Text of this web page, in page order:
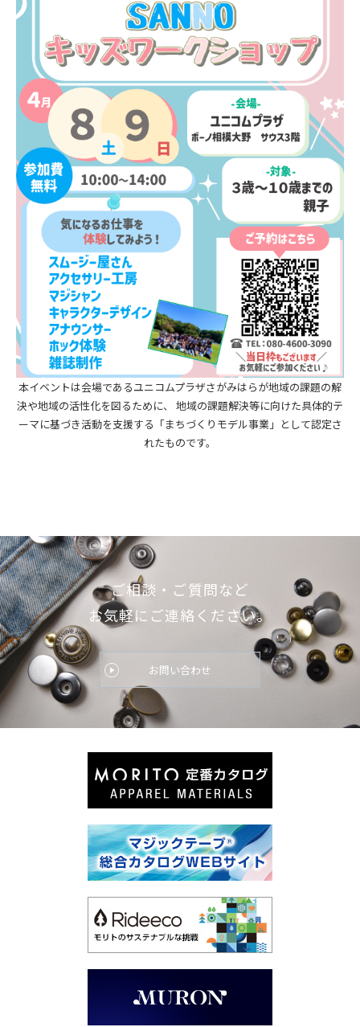
本イベントは会場であるユニコムプラザさがみはらが地域の課題の解
決や地域の活性化を図るために、 地域の課題解決等に向けた具体的テ
ーマに基づき活動を支援する「まちづくりモデル事業」として認定さ
れたものです。
ご相談・ご質問など
お気軽にご連絡ください。
お問い合わせ